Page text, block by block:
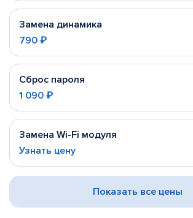
Замена динамика
790 ₽
Сброс пароля
1 090 ₽
Замена Wi-Fi модуля
Узнать цену
Показать все цены